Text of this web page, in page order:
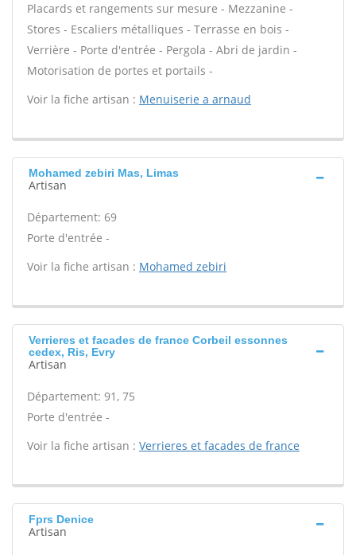
Placards et rangements sur mesure - Mezzanine -
Stores - Escaliers métalliques - Terrasse en bois -
Verrière - Porte d'entrée - Pergola - Abri de jardin -
Motorisation de portes et portails -
Voir la fiche artisan : Menuiserie a arnaud
Mohamed zebiri Mas, Limas
Artisan
Département: 69
Porte d'entrée -
Voir la fiche artisan : Mohamed zebiri
Verrieres et facades de france Corbeil essonnes
cedex, Ris, Evry
Artisan
Département: 91, 75
Porte d'entrée -
Voir la fiche artisan : Verrieres et facades de france
Fprs Denice
Artisan